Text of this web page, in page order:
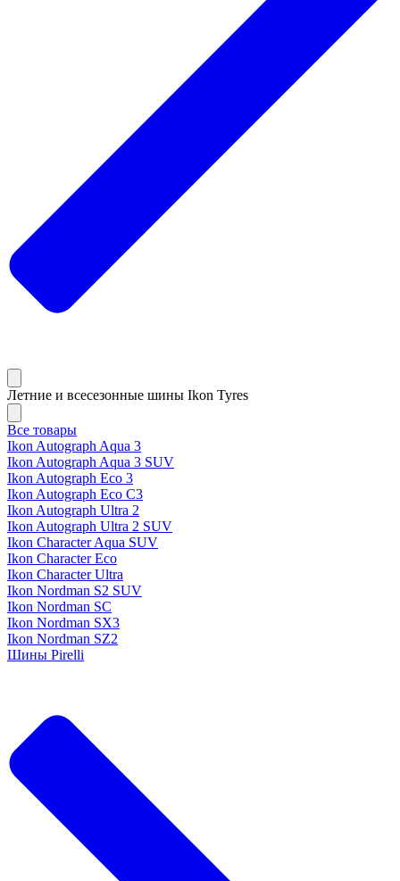
Летние и всесезонные шины Ikon Tyres
Все товары
Ikon Autograph Aqua 3
Ikon Autograph Aqua 3 SUV
Ikon Autograph Eco 3
Ikon Autograph Eco C3
Ikon Autograph Ultra 2
Ikon Autograph Ultra 2 SUV
Ikon Character Aqua SUV
Ikon Character Eco
Ikon Character Ultra
Ikon Nordman S2 SUV
Ikon Nordman SC
Ikon Nordman SX3
Ikon Nordman SZ2
Шины Pirelli